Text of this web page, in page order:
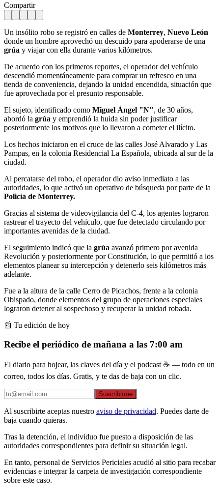
Compartir
Un insólito robo se registró en calles de Monterrey, Nuevo León
donde un hombre aprovechó un descuido para apoderarse de una
grúa y viajar con ella durante varios kilómetros.
De acuerdo con los primeros reportes, el operador del vehículo
descendió momentáneamente para comprar un refresco en una
tienda de conveniencia, dejando la unidad encendida, situación que
fue aprovechada por el presunto responsable.
El sujeto, identificado como Miguel Ángel "N", de 30 años,
abordó la grúa y emprendió la huida sin poder justificar
posteriormente los motivos que lo llevaron a cometer el ilícito.
Los hechos iniciaron en el cruce de las calles José Alvarado y Las
Pampas, en la colonia Residencial La Española, ubicada al sur de la
ciudad.
Al percatarse del robo, el operador dio aviso inmediato a las
autoridades, lo que activó un operativo de búsqueda por parte de la
Policía de Monterrey.
Gracias al sistema de videovigilancia del C-4, los agentes lograron
rastrear el trayecto del vehículo, que fue detectado circulando por
importantes avenidas de la ciudad.
El seguimiento indicó que la grúa avanzó primero por avenida
Revolución y posteriormente por Constitución, lo que permitió a los
elementos planear su intercepción y detenerlo seis kilómetros más
adelante.
Fue a la altura de la calle Cerro de Picachos, frente a la colonia
Obispado, donde elementos del grupo de operaciones especiales
lograron detener al sospechoso y recuperar la unidad robada.
📰 Tu edición de hoy
Recibe el periódico de mañana a las 7:00 am
El diario para hojear, las claves del día y el podcast ☕ — todo en un
correo, todos los días. Gratis, y te das de baja con un clic.
Suscribirme
Al suscribirte aceptas nuestro aviso de privacidad. Puedes darte de
baja cuando quieras.
Tras la detención, el individuo fue puesto a disposición de las
autoridades correspondientes para definir su situación legal.
En tanto, personal de Servicios Periciales acudió al sitio para recabar
evidencias e integrar la carpeta de investigación correspondiente
sobre este caso.